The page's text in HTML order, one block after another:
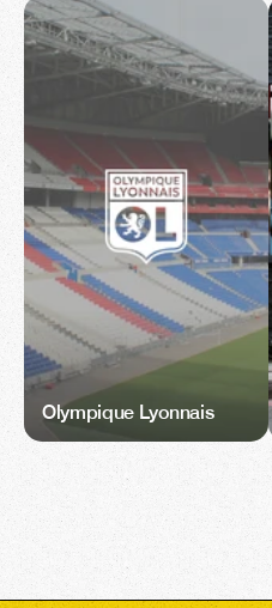
Olympique Lyonnais